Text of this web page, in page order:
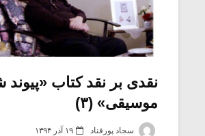
نقدی بر نقد کتاب «پیوند
موسیقی» (۳)
سجاد پورقناد ۱۹ آذر ۱۳۹۴